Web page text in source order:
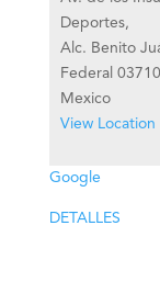
Deportes,
Alc. Benito
Federal 03710
Mexico
View Location
Google
DETALLES